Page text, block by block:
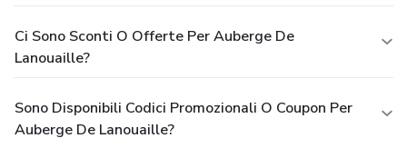
Ci Sono Sconti O Offerte Per Auberge De
Lanouaille?
Sono Disponibili Codici Promozionali O Coupon Per
Auberge De Lanouaille?